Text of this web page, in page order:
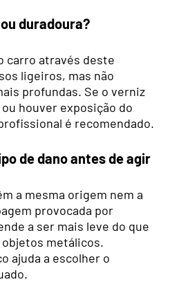
duradoura?
carro através deste
ligeiros, mas não
profundas. Se o verniz
houver exposição do
é recomendado.
de dano antes de agir
a mesma origem nem a
provocada por
a ser mais leve do que
metálicos.
ajuda a escolher o